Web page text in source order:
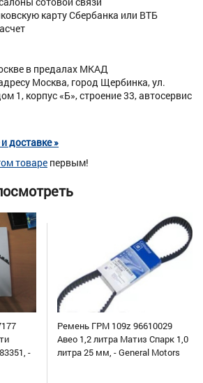
карту Сбербанка или ВТБ
в предалах МКАД
Москва, город Щербинка, ул.
1, корпус «Б», строение 33, автосервис
доставке »
товаре первым!
-
Ремень ГРМ 109z 96610029
Авео 1,2 литра Матиз Спарк 1,0
литра 25 мм, - General Motors